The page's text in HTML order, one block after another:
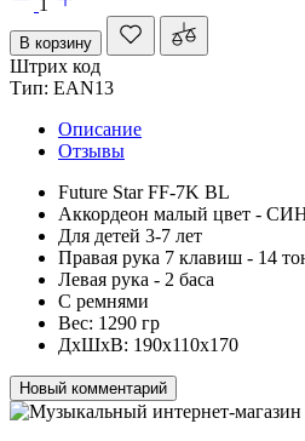
1
В корзину
Штрих код
Тип: EAN13
Описание
Отзывы
Future Star FF-7K BL
Аккордеон малый цвет -
Для детей 3-7 лет
Правая рука 7 клавиш - 14
Левая рука - 2 баса
С ремнями
Вес: 1290 гр
ДхШхВ: 190х110х170
Новый комментарий